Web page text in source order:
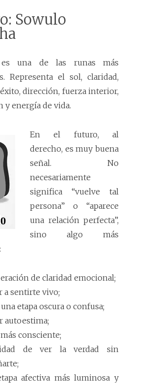
Sowulo
una de las runas más
Representa el sol, claridad,
dirección, fuerza interior,
y energía de vida.
En el futuro, al
derecho, es muy buena
señal. No
necesariamente
significa “vuelve tal
persona” o “aparece
una relación perfecta”,
sino algo más
de claridad emocional;
a sentirte vivo;
etapa oscura o confusa;
autoestima;
consciente;
de ver la verdad sin
afectiva más luminosa y